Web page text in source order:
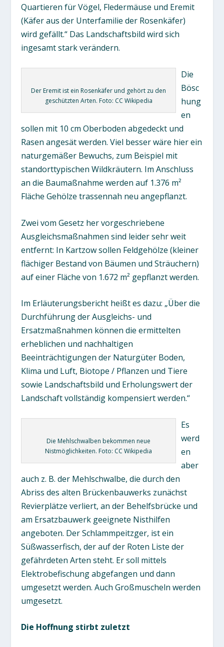
Quartieren für Vögel, Fledermäuse und Eremit
(Käfer aus der Unterfamilie der Rosenkäfer)
wird gefällt.“ Das Landschaftsbild wird sich
ingesamt stark verändern.
Der Eremit ist ein Rosenkäfer und gehört zu den
geschützten Arten. Foto: CC Wikipedia
Die
Bösc
hung
en
sollen mit 10 cm Oberboden abgedeckt und
Rasen angesät werden. Viel besser wäre hier ein
naturgemäßer Bewuchs, zum Beispiel mit
standorttypischen Wildkräutern. Im Anschluss
an die Baumaßnahme werden auf 1.376 m²
Fläche Gehölze trassennah neu angepflanzt.
Zwei vom Gesetz her vorgeschriebene
Ausgleichsmaßnahmen sind leider sehr weit
entfernt: In Kartzow sollen Feldgehölze (kleiner
flächiger Bestand von Bäumen und Sträuchern)
auf einer Fläche von 1.672 m² gepflanzt werden.
Im Erläuterungsbericht heißt es dazu: „Über die
Durchführung der Ausgleichs- und
Ersatzmaßnahmen können die ermittelten
erheblichen und nachhaltigen
Beeinträchtigungen der Naturgüter Boden,
Klima und Luft, Biotope / Pflanzen und Tiere
sowie Landschaftsbild und Erholungswert der
Landschaft vollständig kompensiert werden.“
Die Mehlschwalben bekommen neue
Nistmöglichkeiten. Foto: CC Wikipedia
Es
werd
en
aber
auch z. B. der Mehlschwalbe, die durch den
Abriss des alten Brückenbauwerks zunächst
Revierplätze verliert, an der Behelfsbrücke und
am Ersatzbauwerk geeignete Nisthilfen
angeboten. Der Schlammpeitzger, ist ein
Süßwasserfisch, der auf der Roten Liste der
gefährdeten Arten steht. Er soll mittels
Elektrobefischung abgefangen und dann
umgesetzt werden. Auch Großmuscheln werden
umgesetzt.
Die Hoffnung stirbt zuletzt